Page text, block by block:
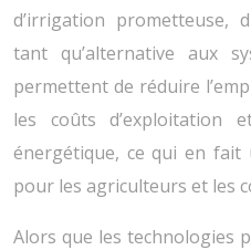
d’irrigation prometteuse,
tant qu’alternative aux
permettent de réduire
les coûts d’exploitation
énergétique, ce qui en fait
pour les agriculteurs et les
Alors que les technologies